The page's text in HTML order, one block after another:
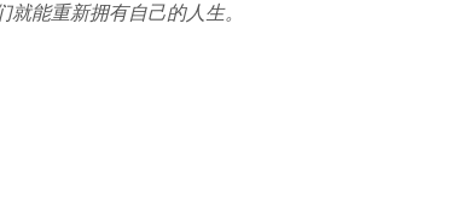
能重新拥有自己的人生。